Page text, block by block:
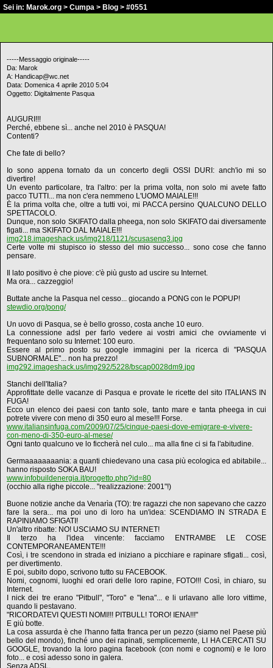
Sei in: Marok.org > Cumpa > Blog > #0551
-----Messaggio originale-----
Da: Marok
A: Handicap@wc.net
Data: Domenica 4 aprile 2010 5:04
Oggetto: Digitalmente Pasqua
AUGURI!!!
Perché, ebbene sì... anche nel 2010 è PASQUA!
Contenti?
Che fate di bello?
Io sono appena tornato da un concerto degli OSSI DURI: anch'io mi so
divertire!
Un evento particolare, tra l'altro: per la prima volta, non solo mi avete fatto
pacco TUTTI... ma non c'era nemmeno L'UOMO MAIALE!!!
È la prima volta che, oltre a tutti voi, mi PACCA persino QUALCUNO DELLO
SPETTACOLO.
Dunque, non solo SKIFATO dalla pheega, non solo SKIFATO dai diversamente
figati... ma SKIFATO DAL MAIALE!!!
img218.imageshack.us/img218/1121/scusasenq3.jpg
Certe volte mi stupisco io stesso del mio successo... sono cose che fanno
pensare.
Il lato positivo è che piove: c'è più gusto ad uscire su Internet.
Ma ora... cazzeggio!
Buttate anche la Pasqua nel cesso... giocando a PONG con le POPUP!
stewdio.org/pong/
Un uovo di Pasqua, se è bello grosso, costa anche 10 euro.
La connessione adsl per farlo vedere ai vostri amici che ovviamente vi
frequentano solo su Internet: 100 euro.
Essere al primo posto su google immagini per la ricerca di "PASQUA
SUBNORMALE"... non ha prezzo!
img292.imageshack.us/img292/5228/bscap0028dm9.jpg
Stanchi dell'Italia?
Approfittate delle vacanze di Pasqua e provate le ricette del sito ITALIANS IN
FUGA!
Ecco un elenco dei paesi con tanto sole, tanto mare e tanta pheega in cui
potrete vivere con meno di 350 euro al mese!!! Forse.
www.italiansinfuga.com/2009/07/25/cinque-paesi-dove-emigrare-e-vivere-
con-meno-di-350-euro-al-mese/
Ogni tanto qualcuno ve lo ficcherà nel culo... ma alla fine ci si fa l'abitudine.
Germaaaaaaaania: a quanti chiedevano una casa più ecologica ed abitabile...
hanno risposto SOKA BAU!
www.infobuildenergia.it/progetto.php?id=80
(occhio alla righe piccole... "realizzazione: 2001"!)
Buone notizie anche da Venarìa (TO): tre ragazzi che non sapevano che cazzo
fare la sera... ma poi uno di loro ha un'idea: SCENDIAMO IN STRADA E
RAPINIAMO SFIGATI!
Un'altro ribatte: NO! USCIAMO SU INTERNET!
Il terzo ha l'idea vincente: facciamo ENTRAMBE LE COSE
CONTEMPORANEAMENTE!!!
Così, i tre scendono in strada ed iniziano a picchiare e rapinare sfigati... così,
per divertimento.
E poi, subito dopo, scrivono tutto su FACEBOOK.
Nomi, cognomi, luoghi ed orari delle loro rapine, FOTO!!! Così, in chiaro, su
Internet.
I nick dei tre erano "Pitbull", "Toro" e "Iena"... e li urlavano alle loro vittime,
quando li pestavano.
"RICORDATEVI QUESTI NOMI!!! PITBULL! TORO! IENA!!!"
E giù botte.
La cosa assurda è che l'hanno fatta franca per un pezzo (siamo nel Paese più
bello del mondo), finché uno dei rapinati, semplicemente, LI HA CERCATI SU
GOOGLE, trovando la loro pagina facebook (con nomi e cognomi) e le loro
foto... e così adesso sono in galera.
Senza ADSL.